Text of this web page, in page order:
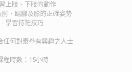
上肢、下肢的動作
肘、踢腳及膝的正確姿勢
- 學習持靶技巧
任何對泰拳有興趣之人士
程時數：15小時